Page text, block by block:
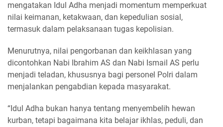
mengatakan Idul Adha menjadi momentum memperkuat
nilai keimanan, ketakwaan, dan kepedulian sosial,
termasuk dalam pelaksanaan tugas kepolisian.
Menurutnya, nilai pengorbanan dan keikhlasan yang
dicontohkan Nabi Ibrahim AS dan Nabi Ismail AS perlu
menjadi teladan, khususnya bagi personel Polri dalam
menjalankan pengabdian kepada masyarakat.
“Idul Adha bukan hanya tentang menyembelih hewan
kurban, tetapi bagaimana kita belajar ikhlas, peduli, dan